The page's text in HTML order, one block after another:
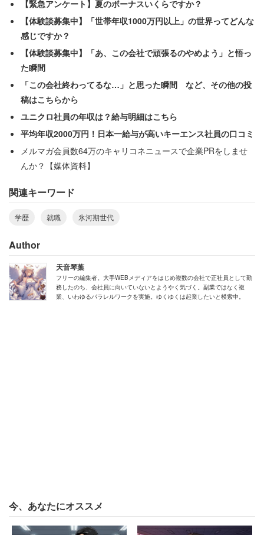
腰掛けお尻を前にずらし体勢は天井を見上げるほど、テー
ブルに肘をつき手元にある私についての資料にも見るふり
はしているけど関心がないのはすぐにわかります」
当時は今と逆で新卒採用は買い手市場だった。こういう失
礼な対応をする面接官は珍しくなかったようだ。
「受け答えのミスを誘い不採用になる事を納
得させる既成事実を作るためのものだったの
途中で女性社員が入室してきて、面接官たちの前にアイス
スコーヒーを飲みながら面接をしたそうだ。
「質問もひどいものでした。一通りの自己紹介、自己
PR、志望理由を答えた後、『お父さんの出身校は？ 学
結果、不採用だったという男性。だが数年後、むしろ採用
【緊急アンケート】夏のボーナスいくらですか？
【体験談募集中】「世帯年収1000万円以上」の世界ってどんな
感じですか？
【体験談募集中】「あ、この会社で頑張るのやめよう」と悟っ
た瞬間
「この会社終わってるな…」と思った瞬間 など、その他の投
稿はこちらから
ユニクロ社員の年収は？給与明細はこちら
平均年収2000万円！日本一給与が高いキーエンス社員の口コミ
メルマガ会員数64万のキャリコネニュースで企業PRをしませ
んか？【媒体資料】
関連キーワード
学歴 就職 氷河期世代
Author
天音琴葉
フリーの編集者。大手WEBメディアをはじめ複数の会社で正社員として勤
務したのち、会社員に向いていないとようやく気づく。副業ではなく複
業、いわゆるパラレルワークを実施。ゆくゆくは起業したいと模索中。
今、あなたにオススメ